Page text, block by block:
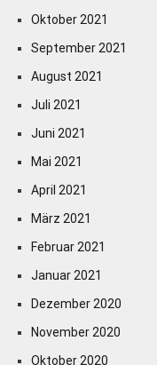
Oktober 2021
September 2021
August 2021
Juli 2021
Juni 2021
Mai 2021
April 2021
März 2021
Februar 2021
Januar 2021
Dezember 2020
November 2020
Oktober 2020